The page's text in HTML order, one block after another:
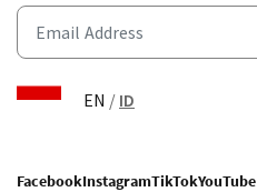
EN / ID
FacebookInstagramTikTokYouTube